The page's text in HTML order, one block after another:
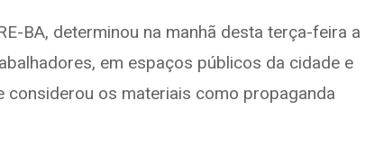
BA, determinou na manhã desta terça-feira a
em espaços públicos da cidade e
considerou os materiais como propaganda